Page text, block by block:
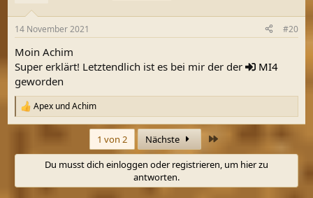
e
:
14 November 2021 #20
Moin Achim
Super erklärt! Letztendlich ist es bei mir der der
MI4
geworden
R
e
t
n
Apex undAchim
1 von 2 Nächste
Du musst dich einloggen oder registrieren, um hier zu
antworten.